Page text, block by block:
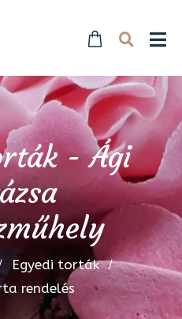
- Ági
Egyedi torták
rendelés